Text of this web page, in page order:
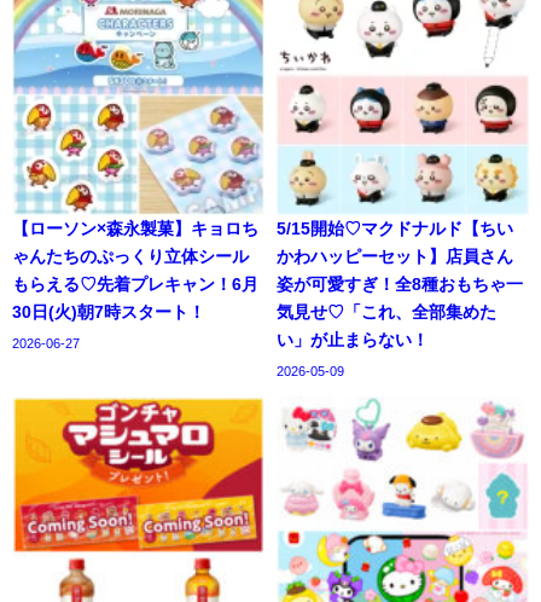
【ローソン×森永製菓】キョロち
ゃんたちのぷっくり立体シール
もらえる♡先着プレキャン！6月
30日(火)朝7時スタート！
2026-06-27
5/15開始♡マクドナルド【ちい
かわハッピーセット】店員さん
姿が可愛すぎ！全8種おもちゃ一
気見せ♡「これ、全部集めた
い」が止まらない！
2026-05-09